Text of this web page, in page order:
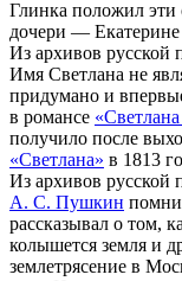
Глинка положил эти
дочери —
Из архивов русской
Имя Светлана не
придумано и
в романсе
получило после
«Светлана» в 1813
Из архивов русской
А. С. Пушкин
рассказывал о том,
колышется земля и
землетрясение в